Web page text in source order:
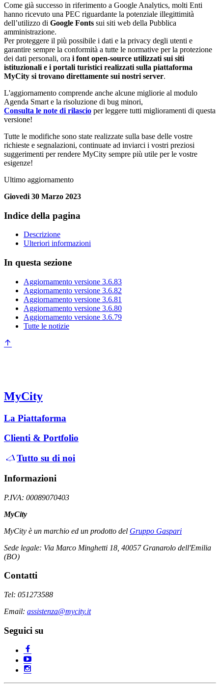
Come già successo in riferimento a Google Analytics, molti Enti
hanno ricevuto una PEC riguardante la potenziale illegittimità
dell’utilizzo di Google Fonts sui siti web della Pubblica
amministrazione.
Per proteggere il più possibile i dati e la privacy degli utenti e
garantire sempre la conformità a tutte le normative per la protezione
dei dati personali, ora i font open-source utilizzati sui siti
istituzionali e i portali turistici realizzati sulla piattaforma
MyCity si trovano direttamente sui nostri server.
L'aggiornamento comprende anche alcune migliorie al modulo
Agenda Smart e la risoluzione di bug minori,
Consulta le note di rilascio per leggere tutti miglioramenti di questa
versione!
Tutte le modifiche sono state realizzate sulla base delle vostre
richieste e segnalazioni, continuate ad inviarci i vostri preziosi
suggerimenti per rendere MyCity sempre più utile per le vostre
esigenze!
Ultimo aggiornamento
Giovedi 30 Marzo 2023
Indice della pagina
Descrizione
Ulteriori informazioni
In questa sezione
Aggiornamento versione 3.6.83
Aggiornamento versione 3.6.82
Aggiornamento versione 3.6.81
Aggiornamento versione 3.6.80
Aggiornamento versione 3.6.79
Tutte le notizie
MyCity
La Piattaforma
Clienti & Portfolio
Tutto su di noi
Informazioni
P.IVA: 00089070403
MyCity
MyCity è un marchio ed un prodotto del Gruppo Gaspari
Sede legale: Via Marco Minghetti 18, 40057 Granarolo dell'Emilia
(BO)
Contatti
Tel: 051273588
Email: assistenza@mycity.it
Seguici su